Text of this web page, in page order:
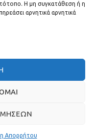
Η μη συγκατάθεση ή η
αρνητικά αρνητικά
Απορρήτου
πελατών
ΤΗΝTHE PLAN P